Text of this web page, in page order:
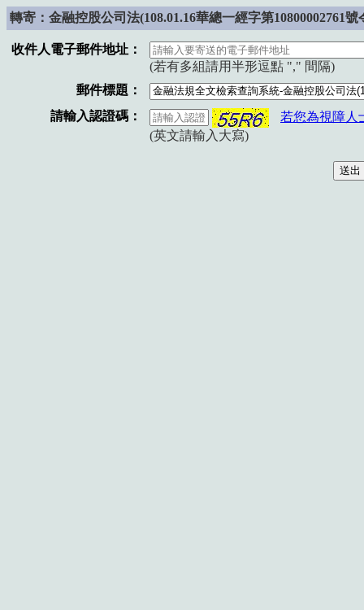
轉寄：金融控股公司法(108.01.16華總一經字第10800002761號
收件人電子郵件地址：
(若有多組請用半形逗點 "," 間隔)
郵件標題：
請輸入認證碼：
若您為視障人
(英文請輸入大寫)